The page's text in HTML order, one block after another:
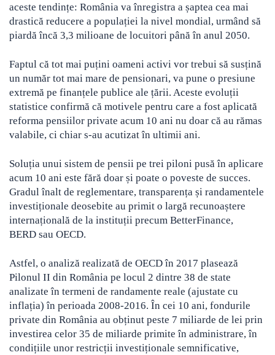
aceste tendințe: România va înregistra a șaptea cea mai
drastică reducere a populației la nivel mondial, urmând să
piardă încă 3,3 milioane de locuitori până în anul 2050.
Faptul că tot mai puțini oameni activi vor trebui să susțină
un număr tot mai mare de pensionari, va pune o presiune
extremă pe finanțele publice ale țării. Aceste evoluții
statistice confirmă că motivele pentru care a fost aplicată
reforma pensiilor private acum 10 ani nu doar că au rămas
valabile, ci chiar s-au acutizat în ultimii ani.
Soluția unui sistem de pensii pe trei piloni pusă în aplicare
acum 10 ani este fără doar și poate o poveste de succes.
Gradul înalt de reglementare, transparența și randamentele
investiționale deosebite au primit o largă recunoaștere
internațională de la instituții precum BetterFinance,
BERD sau OECD.
Astfel, o analiză realizată de OECD în 2017 plasează
Pilonul II din România pe locul 2 dintre 38 de state
analizate în termeni de randamente reale (ajustate cu
inflația) în perioada 2008-2016. În cei 10 ani, fondurile
private din România au obținut peste 7 miliarde de lei prin
investirea celor 35 de miliarde primite în administrare, în
condițiile unor restricții investiționale semnificative,